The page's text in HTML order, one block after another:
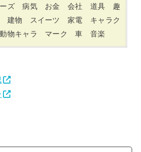
ズ 病気 お金 会社 道具 趣
建物 スイーツ 家電 キャラク
物キャラ マーク 車 音楽